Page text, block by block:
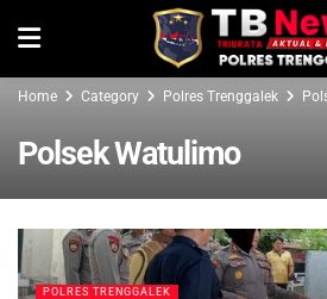
Home Category Polres Trenggalek
Polsek Watulimo
POLRES TRENGGALEK